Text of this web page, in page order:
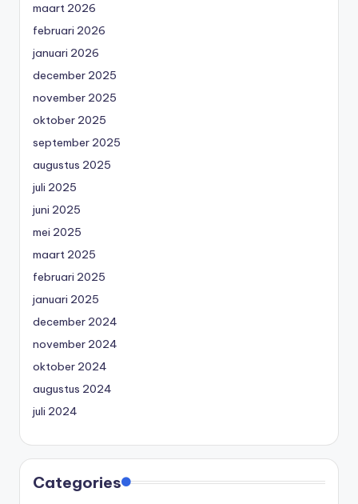
maart 2026
februari 2026
januari 2026
december 2025
november 2025
oktober 2025
september 2025
augustus 2025
juli 2025
juni 2025
mei 2025
maart 2025
februari 2025
januari 2025
december 2024
november 2024
oktober 2024
augustus 2024
juli 2024
Categories